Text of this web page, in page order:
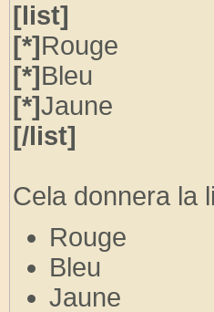
[list]
[*]Rouge
[*]Bleu
[*]Jaune
[/list]
Cela donnera la
Rouge
Bleu
Jaune